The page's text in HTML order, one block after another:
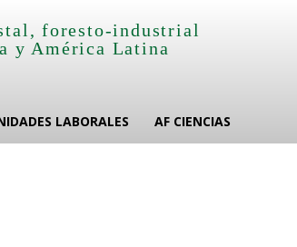
foresto-industrial
y América Latina
LABORALES AF CIENCIAS